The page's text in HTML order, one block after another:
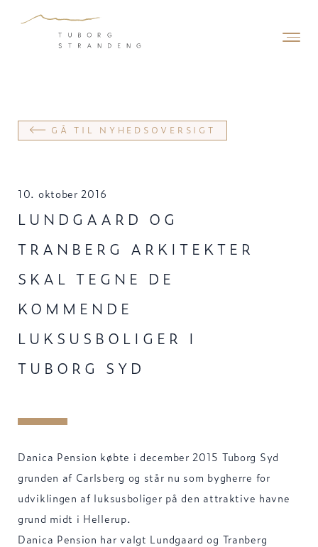
GÅ TIL NYHEDSOVERSIGT
10. oktober 2016
LUNDGAARD OG
TRANBERG ARKITEKTER
SKAL TEGNE DE
KOMMENDE
LUKSUSBOLIGER I
TUBORG SYD
Danica Pension købte i december 2015 Tuborg Syd
grunden af Carlsberg og står nu som bygherre for
udviklingen af luksusboliger på den attraktive havne
grund midt i Hellerup.
Danica Pension har valgt Lundgaard og Tranberg